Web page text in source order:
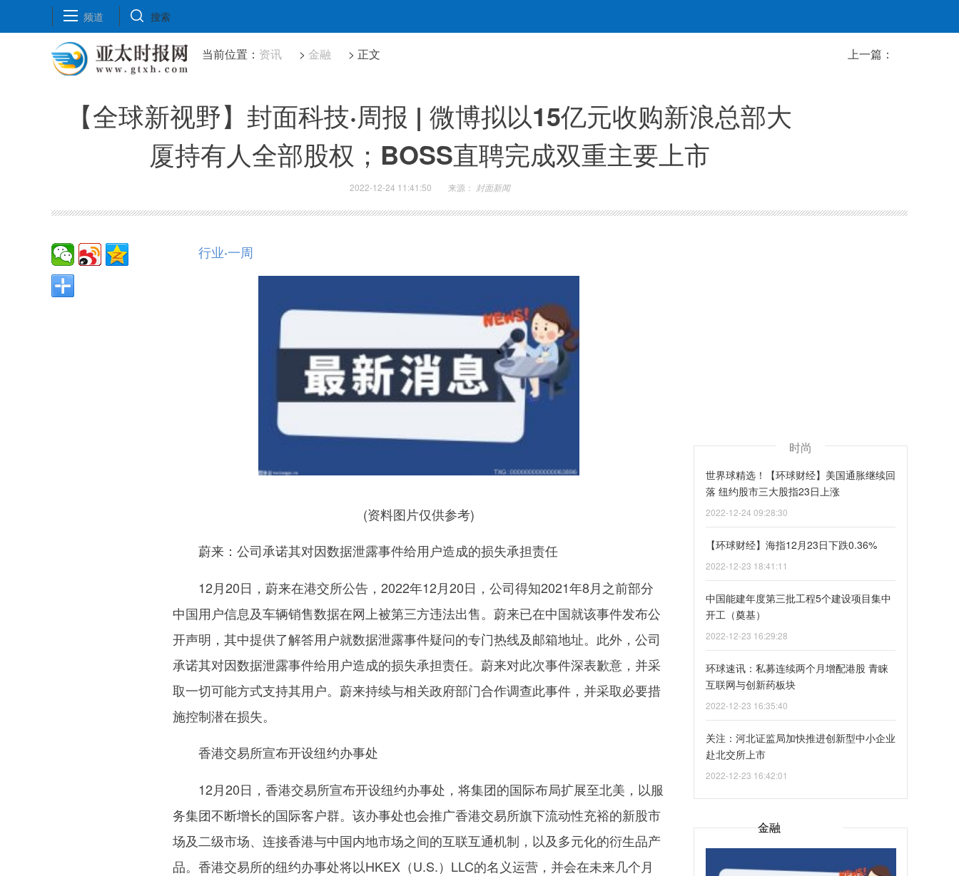
频道 搜索
上一篇：
当前位置： 资讯 > 金融 > 正文
【全球新视野】封面科技·周报 | 微博拟以15亿元收购新浪总部大
厦持有人全部股权；BOSS直聘完成双重主要上市
2022-12-24 11:41:50 来源： 封面新闻
行业·一周
(资料图片仅供参考)
蔚来：公司承诺其对因数据泄露事件给用户造成的损失承担责任
12月20日，蔚来在港交所公告，2022年12月20日，公司得知2021年8月之前部分
中国用户信息及车辆销售数据在网上被第三方违法出售。蔚来已在中国就该事件发布公
开声明，其中提供了解答用户就数据泄露事件疑问的专门热线及邮箱地址。此外，公司
承诺其对因数据泄露事件给用户造成的损失承担责任。蔚来对此次事件深表歉意，并采
取一切可能方式支持其用户。蔚来持续与相关政府部门合作调查此事件，并采取必要措
施控制潜在损失。
香港交易所宣布开设纽约办事处
12月20日，香港交易所宣布开设纽约办事处，将集团的国际布局扩展至北美，以服
务集团不断增长的国际客户群。该办事处也会推广香港交易所旗下流动性充裕的新股市
场及二级市场、连接香港与中国内地市场之间的互联互通机制，以及多元化的衍生品产
品。香港交易所的纽约办事处将以HKEX（U.S.）LLC的名义运营，并会在未来几个月
时尚
世界球精选！【环球财经】美国通胀继续回
落 纽约股市三大股指23日上涨
2022-12-24 09:28:30
【环球财经】海指12月23日下跌0.36%
2022-12-23 18:41:11
中国能建年度第三批工程5个建设项目集中
开工（奠基）
2022-12-23 16:29:28
环球速讯：私募连续两个月增配港股 青睐
互联网与创新药板块
2022-12-23 16:35:40
关注：河北证监局加快推进创新型中小企业
赴北交所上市
2022-12-23 16:42:01
金融